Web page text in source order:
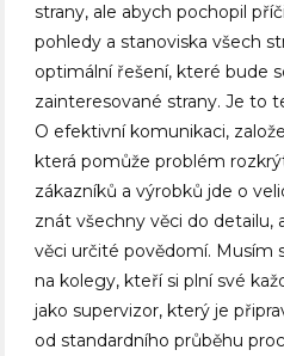
strany, ale abych pochopil
pohledy a stanoviska všech
optimální řešení, které bude
zainteresované strany. Je to
O efektivní komunikaci,
která pomůže problém
zákazníků a výrobků jde o
znát všechny věci do detailu,
věci určité povědomí. Musím
na kolegy, kteří si plní své
jako supervizor, který je
od standardního průběhu